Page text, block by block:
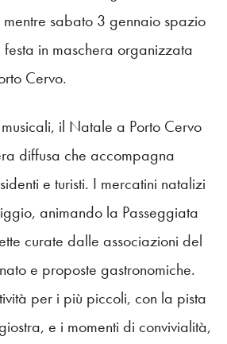
sabato 3 gennaio spazio
in maschera organizzata
Cervo.
il Natale a Porto Cervo
diffusa che accompagna
e turisti. I mercatini natalizi
animando la Passeggiata
curate dalle associazioni del
e proposte gastronomiche.
per i più piccoli, con la pista
e i momenti di convivialità,